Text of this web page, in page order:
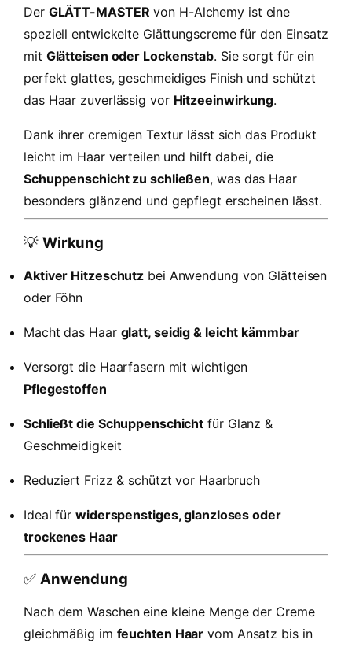
ä
t
t
e
m
i
t
W
ä
r
e
s
h
z
2
m
M
e
n
g
Der GLÄTT-MASTER von H-Alchemy ist eine
speziell entwickelte Glättungscreme für den Einsatz
mit Glätteisen oder Lockenstab. Sie sorgt für ein
perfekt glattes, geschmeidiges Finish und schützt
das Haar zuverlässig vor Hitzeeinwirkung.
Dank ihrer cremigen Textur lässt sich das Produkt
leicht im Haar verteilen und hilft dabei, die
Schuppenschicht zu schließen, was das Haar
besonders glänzend und gepflegt erscheinen lässt.
💡 Wirkung
Aktiver Hitzeschutz bei Anwendung von Glätteisen
oder Föhn
Macht das Haar glatt, seidig & leicht kämmbar
Versorgt die Haarfasern mit wichtigen
Pflegestoffen
Schließt die Schuppenschicht für Glanz &
Geschmeidigkeit
Reduziert Frizz & schützt vor Haarbruch
Ideal für widerspenstiges, glanzloses oder
trockenes Haar
✅ Anwendung
Nach dem Waschen eine kleine Menge der Creme
gleichmäßig im feuchten Haar vom Ansatz bis in